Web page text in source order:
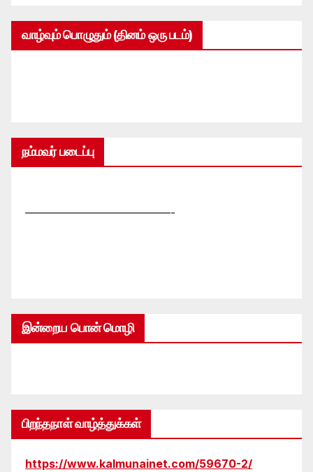
வாழ்வும் பொழுதும் (தினம் ஒரு படம்)
நம்மவர் படைப்பு
—————————————-
இன்றைய பொன் மொழி
பிறந்தநாள் வாழ்த்துக்கள்
https://www.kalmunainet.com/59670-2/